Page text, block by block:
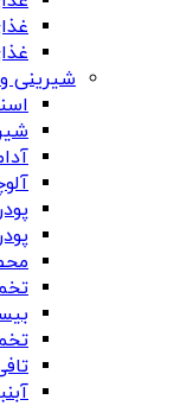
شیرینی